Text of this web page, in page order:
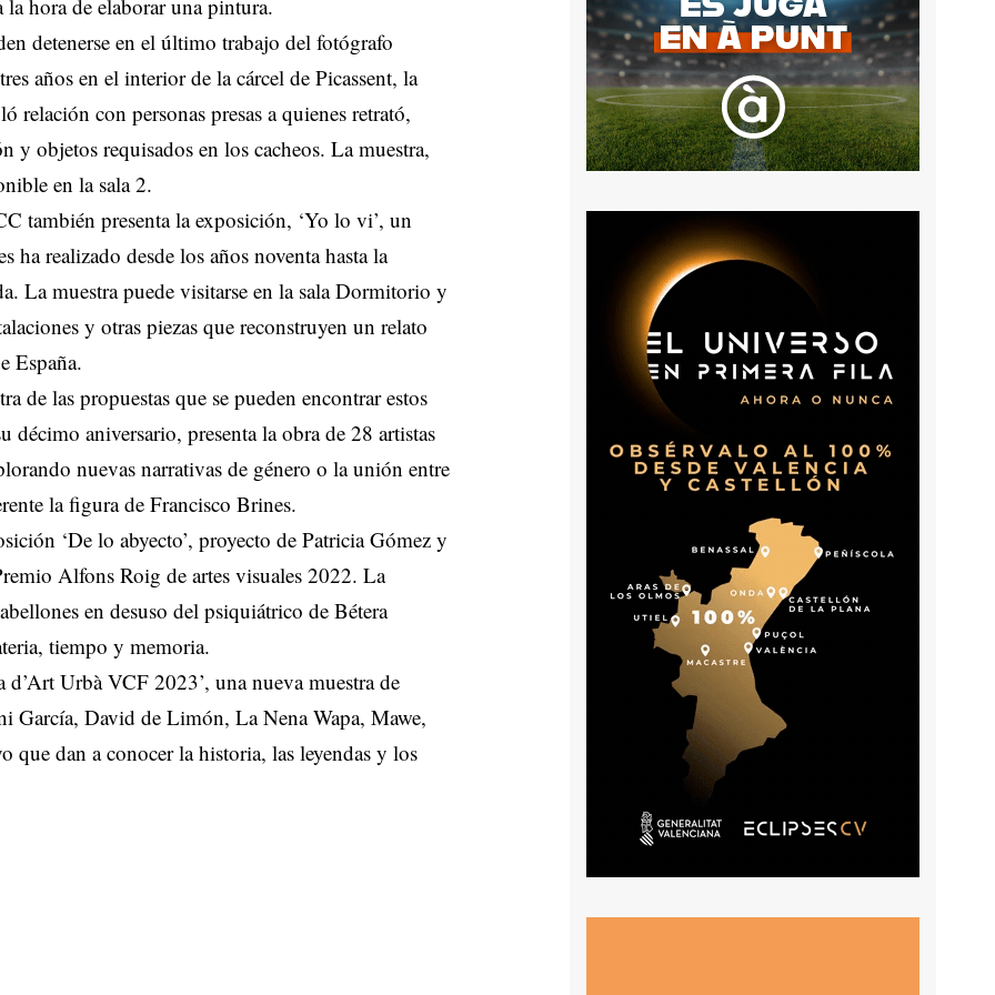
hora de elaborar una pintura.
detenerse en el último trabajo del fotógrafo
años en el interior de la cárcel de Picassent, la
con personas presas a quienes retrató,
y objetos requisados en los cacheos. La muestra,
en la sala 2.
también presenta la exposición, ‘Yo lo vi’, un
realizado desde los años noventa hasta la
La muestra puede visitarse en la sala Dormitorio y
y otras piezas que reconstruyen un relato
España.
de las propuestas que se pueden encontrar estos
aniversario, presenta la obra de 28 artistas
nuevas narrativas de género o la unión entre
la figura de Francisco Brines.
‘De lo abyecto’, proyecto de Patricia Gómez y
Alfons Roig de artes visuales 2022. La
en desuso del psiquiátrico de Bétera
tiempo y memoria.
Urbà VCF 2023’, una nueva muestra de
García, David de Limón, La Nena Wapa, Mawe,
dan a conocer la historia, las leyendas y los